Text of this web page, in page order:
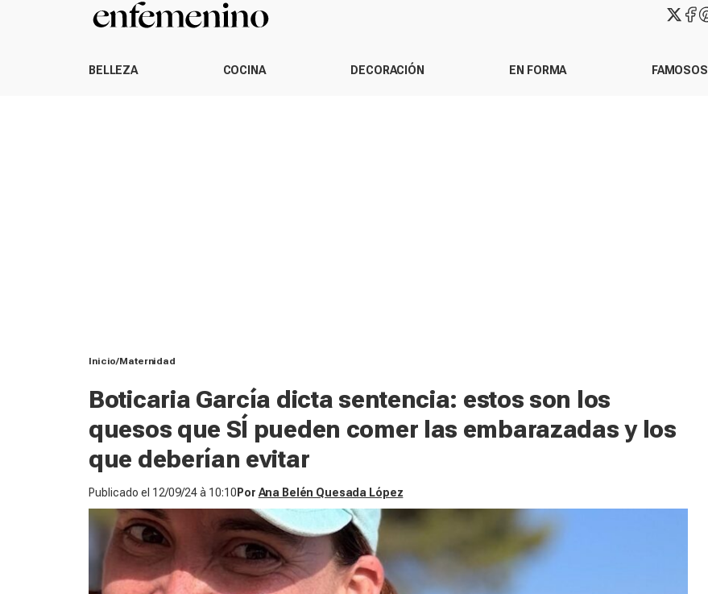
BELLEZA COCINA DECORACIÓN EN FORMA FAMOSOS
Inicio Maternidad
Boticaria García dicta sentencia: estos son los
quesos que SÍ pueden comer las embarazadas y los
que deberían evitar
Publicado el 12/09/24 à 10:10 Por Ana Belén Quesada López